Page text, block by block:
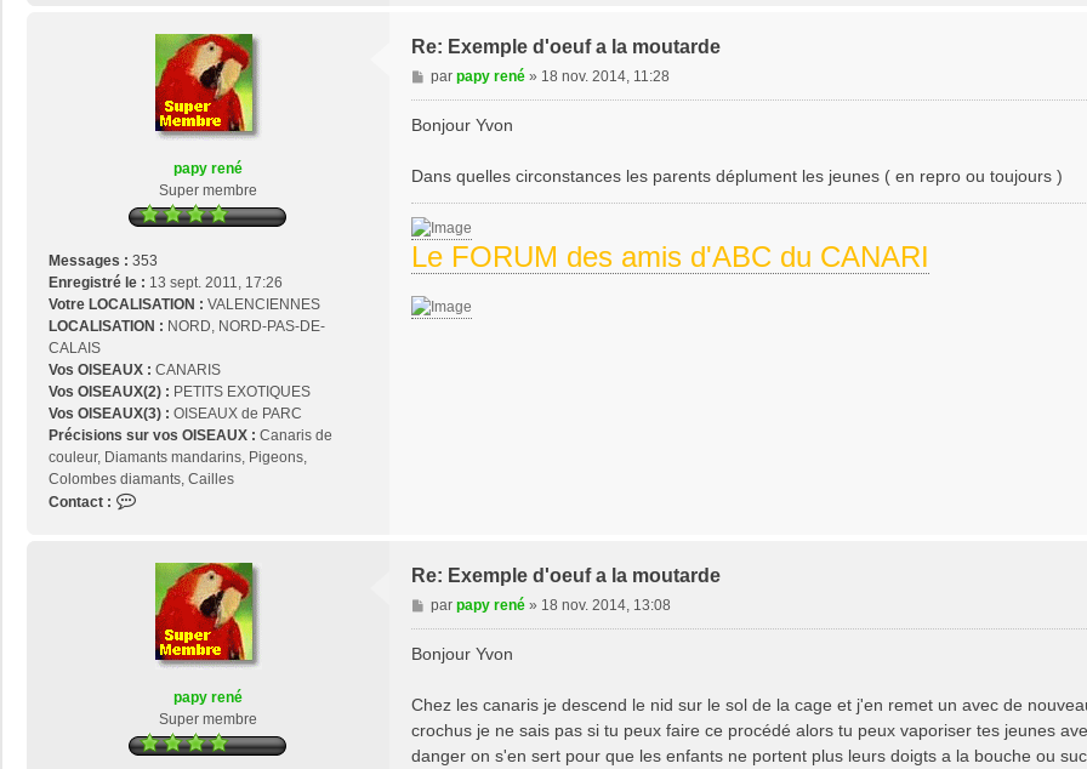
p
r
e
n
é
papy rené
Super membre
Messages : 353
Enregistré le : 13 sept. 2011, 17:26
Votre LOCALISATION : VALENCIENNES
LOCALISATION : NORD, NORD-PAS-DE-
CALAIS
Vos OISEAUX : CANARIS
Vos OISEAUX(2) : PETITS EXOTIQUES
Vos OISEAUX(3) : OISEAUX de PARC
Précisions sur vos OISEAUX : Canaris de
couleur, Diamants mandarins, Pigeons,
Colombes diamants, Cailles
Contact :
p
Re: Exemple d'oeuf a la moutarde
M
e
g
e
par papy rené» 18 nov. 2014, 11:28
Bonjour Yvon
Dans quelles circonstances les parents déplument les jeunes ( en repro ou toujours )
Le FORUM des amis d'ABC du CANARI
papy rené
Super membre
Re: Exemple d'oeuf a la moutarde
M
e
g
e
par papy rené» 18 nov. 2014, 13:08
Bonjour Yvon
Chez les canaris je descend le nid sur le sol de la cage et j'en remet un avec de
crochus je ne sais pas si tu peux faire ce procédé alors tu peux vaporiser tes jeunes
danger on s'en sert pour que les enfants ne portent plus leurs doigts a la bouche ou